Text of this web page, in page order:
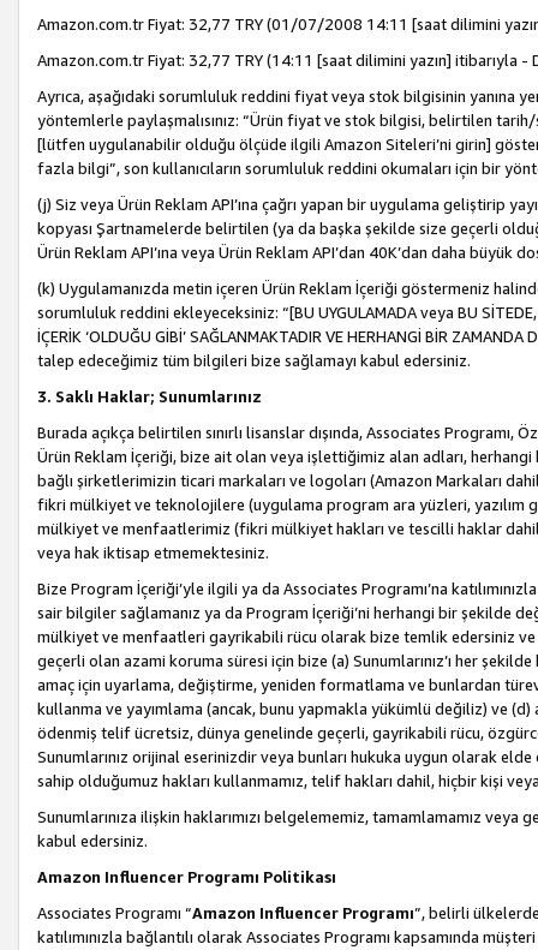
Amazon.com.tr Fiyat: 32,77 TRY (01/07/2008 14:11 [saat dilimini
Amazon.com.tr Fiyat: 32,77 TRY (14:11 [saat dilimini yazın] itibarıyla -
Ayrıca, aşağıdaki sorumluluk reddini fiyat veya stok bilgisinin yanına
yöntemlerle paylaşmalısınız: “Ürün fiyat ve stok bilgisi, belirtilen
[lütfen uygulanabilir olduğu ölçüde ilgili Amazon Siteleri’ni girin]
fazla bilgi”, son kullanıcıların sorumluluk reddini okumaları için bir
(j) Siz veya Ürün Reklam API’ına çağrı yapan bir uygulama geliştirip
kopyası Şartnamelerde belirtilen (ya da başka şekilde size geçerli
Ürün Reklam API’ına veya Ürün Reklam API’dan 40K’dan daha büyük
(k) Uygulamanızda metin içeren Ürün Reklam İçeriği göstermeniz
sorumluluk reddini ekleyeceksiniz: “[BU UYGULAMADA veya BU SİTEDE,
İÇERİK ‘OLDUĞU GİBİ’ SAĞLANMAKTADIR VE HERHANGİ BİR
talep edeceğimiz tüm bilgileri bize sağlamayı kabul edersiniz.
3. Saklı Haklar; Sunumlarınız
Burada açıkça belirtilen sınırlı lisanslar dışında, Associates Programı,
Ürün Reklam İçeriği, bize ait olan veya işlettiğimiz alan adları,
bağlı şirketlerimizin ticari markaları ve logoları (Amazon Markaları
fikri mülkiyet ve teknolojilere (uygulama program ara yüzleri,
mülkiyet ve menfaatlerimiz (fikri mülkiyet hakları ve tescilli haklar
veya hak iktisap etmemektesiniz.
Bize Program İçeriği’yle ilgili ya da Associates Programı’na
sair bilgiler sağlamanız ya da Program İçeriği’ni herhangi bir şekilde
mülkiyet ve menfaatleri gayrikabili rücu olarak bize temlik edersiniz ve
geçerli olan azami koruma süresi için bize (a) Sunumlarınız’ı her
amaç için uyarlama, değiştirme, yeniden formatlama ve bunlardan türev
kullanma ve yayımlama (ancak, bunu yapmakla yükümlü değiliz) ve
ödenmiş telif ücretsiz, dünya genelinde geçerli, gayrikabili rücu,
Sunumlarınız orijinal eserinizdir veya bunları hukuka uygun olarak
sahip olduğumuz hakları kullanmamız, telif hakları dahil, hiçbir kişi
Sunumlarınıza ilişkin haklarımızı belgelememiz, tamamlamamız
kabul edersiniz.
Amazon Influencer Programı Politikası
Associates Programı “Amazon Influencer Programı”, belirli
katılımınızla bağlantılı olarak Associates Programı kapsamında